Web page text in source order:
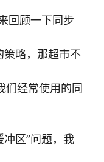
回顾一下同步
策略，那超市不
经常使用的同
区”问题，我